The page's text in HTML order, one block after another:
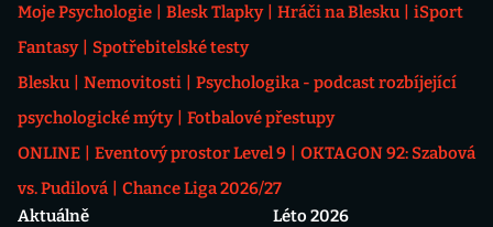
Moje Psychologie Blesk Tlapky Hráči na Blesku
iSport
Fantasy
Spotřebitelské testy
Blesku
Nemovitosti
Psychologika - podcast rozbíjející
psychologické mýty
Fotbalové přestupy
ONLINE
Eventový prostor Level 9
OKTAGON 92: Szabová
vs. Pudilová
Chance Liga 2026/27
Aktuálně
Léto 2026